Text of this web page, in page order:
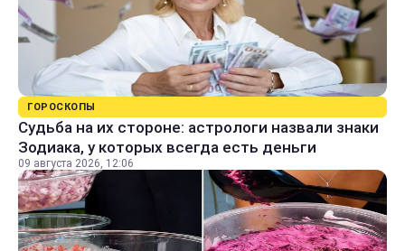
ГОРОСКОПЫ
Судьба на их стороне: астрологи назвали знаки
Зодиака, у которых всегда есть деньги
09 августа 2026, 12:06